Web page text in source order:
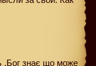
.Бог знає що може